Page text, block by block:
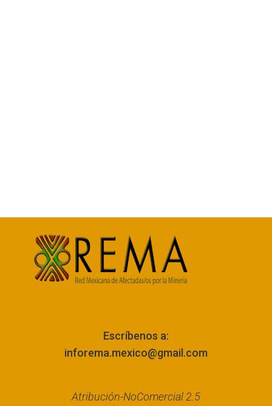
Escríbenos a:
inforema.mexico@gmail.com
Atribución-NoComercial 2.5